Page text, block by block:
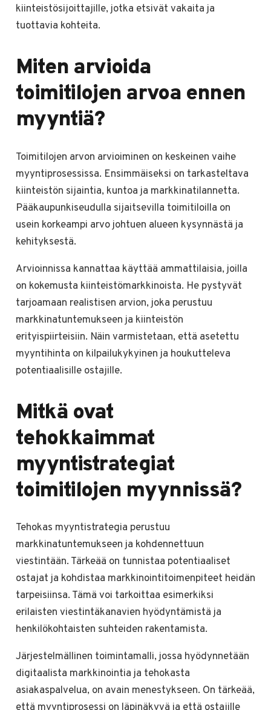
kiinteistösijoittajille, jotka etsivät vakaita ja
tuottavia kohteita.
Miten arvioida
toimitilojen arvoa ennen
myyntiä?
Toimitilojen arvon arvioiminen on keskeinen vaihe
myyntiprosessissa. Ensimmäiseksi on tarkasteltava
kiinteistön sijaintia, kuntoa ja markkinatilannetta.
Pääkaupunkiseudulla sijaitsevilla toimitiloilla on
usein korkeampi arvo johtuen alueen kysynnästä ja
kehityksestä.
Arvioinnissa kannattaa käyttää ammattilaisia, joilla
on kokemusta kiinteistömarkkinoista. He pystyvät
tarjoamaan realistisen arvion, joka perustuu
markkinatuntemukseen ja kiinteistön
erityispiirteisiin. Näin varmistetaan, että asetettu
myyntihinta on kilpailukykyinen ja houkutteleva
potentiaalisille ostajille.
Mitkä ovat
tehokkaimmat
myyntistrategiat
toimitilojen myynnissä?
Tehokas myyntistrategia perustuu
markkinatuntemukseen ja kohdennettuun
viestintään. Tärkeää on tunnistaa potentiaaliset
ostajat ja kohdistaa markkinointitoimenpiteet heidän
tarpeisiinsa. Tämä voi tarkoittaa esimerkiksi
erilaisten viestintäkanavien hyödyntämistä ja
henkilökohtaisten suhteiden rakentamista.
Järjestelmällinen toimintamalli, jossa hyödynnetään
digitaalista markkinointia ja tehokasta
asiakaspalvelua, on avain menestykseen. On tärkeää,